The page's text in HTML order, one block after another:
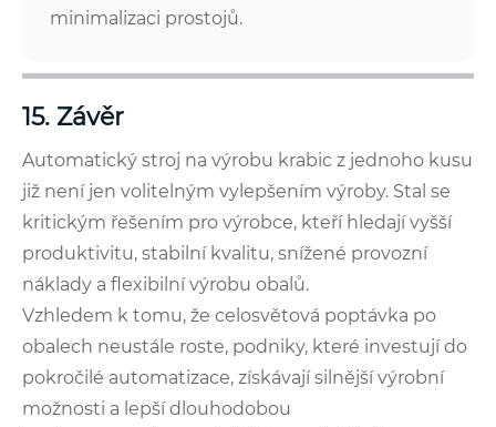
minimalizaci prostojů.
15. Závěr
Automatický stroj na výrobu krabic z jednoho kusu
již není jen volitelným vylepšením výroby. Stal se
kritickým řešením pro výrobce, kteří hledají vyšší
produktivitu, stabilní kvalitu, snížené provozní
náklady a flexibilní výrobu obalů.
Vzhledem k tomu, že celosvětová poptávka po
obalech neustále roste, podniky, které investují do
pokročilé automatizace, získávají silnější výrobní
možnosti a lepší dlouhodobou